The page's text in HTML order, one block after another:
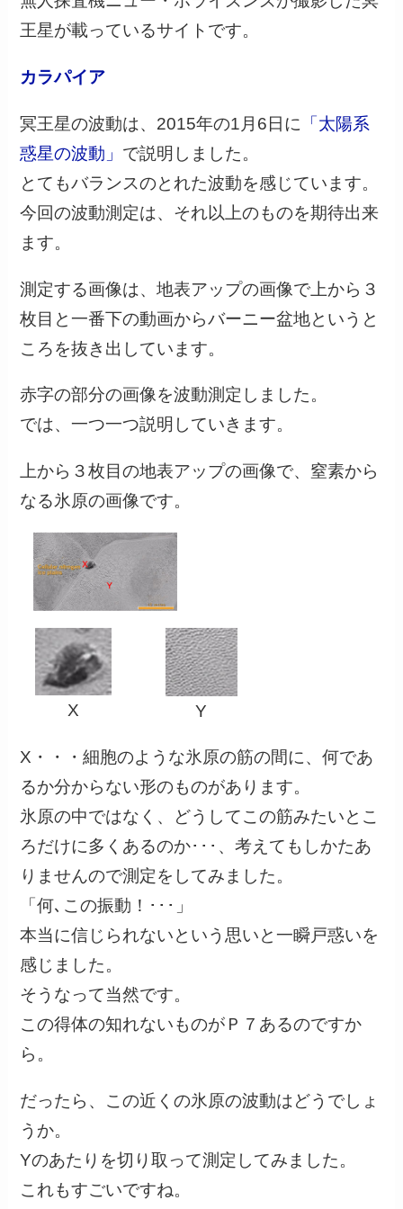
王星が載っているサイトです。
カラパイア
冥王星の波動は、2015年の1月6日に
「太陽系
惑星の波動」 で説明しました。
とてもバランスのとれた波動を感じています。
今回の波動測定は、それ以上のものを期待出来
ます。
測定する画像は、地表アップの画像で上から３
枚目と一番下の動画からバーニー盆地というと
ころを抜き出しています。
赤字の部分の画像を波動測定しました。
では、一つ一つ説明していきます。
上から３枚目の地表アップの画像で、窒素から
なる氷原の画像です。
X Y
X・・・細胞のような氷原の筋の間に、何であ
るか分からない形のものがあります。
氷原の中ではなく、どうしてこの筋みたいとこ
ろだけに多くあるのか･･･、考えてもしかたあ
りませんので測定をしてみました。
「何､この振動！･･･」
本当に信じられないという思いと一瞬戸惑いを
感じました。
そうなって当然です。
この得体の知れないものがＰ７あるのですか
ら。
だったら、この近くの氷原の波動はどうでしょ
うか。
Yのあたりを切り取って測定してみました。
これもすごいですね。